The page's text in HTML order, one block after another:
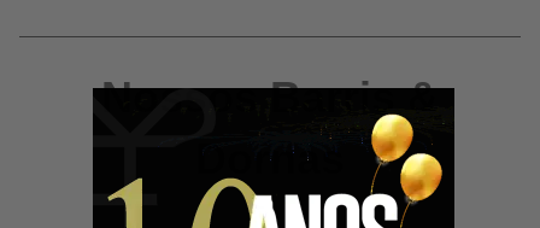
Nossos Barris &
Dornas